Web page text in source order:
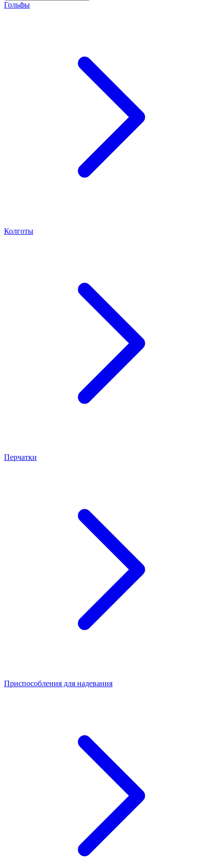
Гольфы
Колготы
Перчатки
Приспособления для надевания